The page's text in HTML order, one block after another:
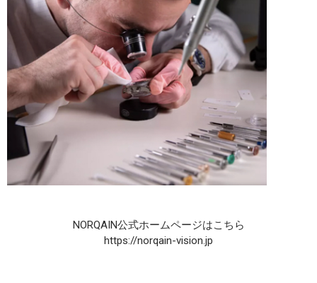
NORQAIN公式ホームページはこちら
https://norqain-vision.jp